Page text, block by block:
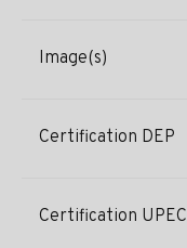
Image(s)
Certification DEP
Certification UPEC